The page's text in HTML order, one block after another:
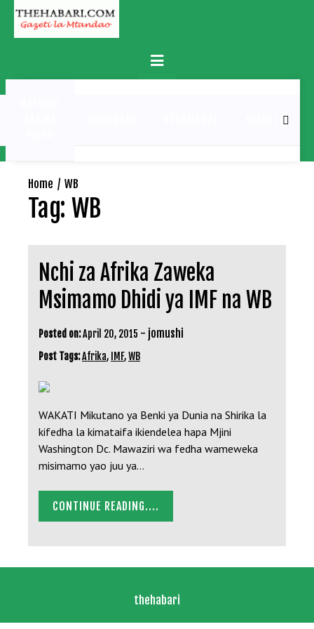
Skip
content
Primary
Menu
MICHEZO
Home WB
Tag: WB
Nchi za Afrika Zaweka
Msimamo Dhidi ya IMF na WB
Posted on:April 20, 2015 - jomushi
Post Tags:Afrika, IMF,WB
WAKATI Mikutano ya Benki ya Dunia na Shirika la
kifedha la kimataifa ikiendelea hapa Mjini
Washington Dc. Mawaziri wa fedha wameweka
misimamo yao juu ya…
CONTINUE READING....
thehabari